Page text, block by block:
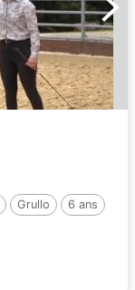
Grullo
6 ans